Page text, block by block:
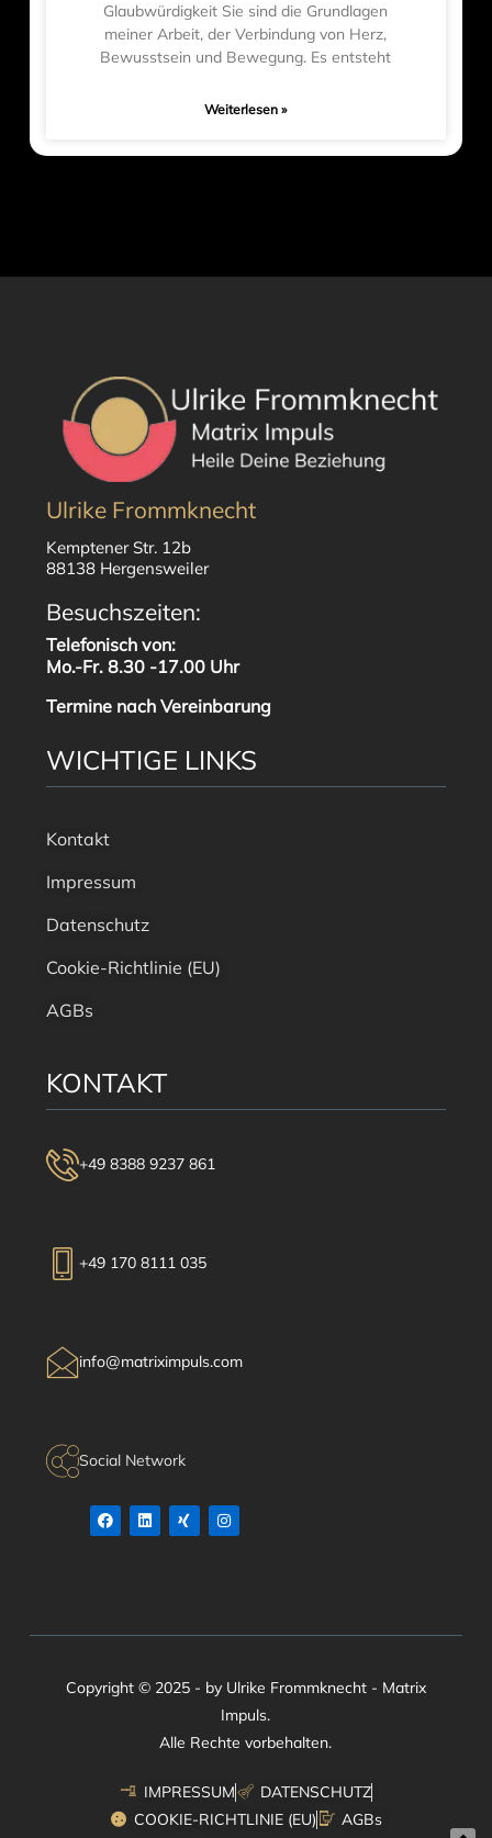
Glaubwürdigkeit Sie sind die Grundlagen
meiner Arbeit, der Verbindung von Herz,
Bewusstsein und Bewegung. Es entsteht
Weiterlesen »
Ulrike Frommknecht
Kemptener Str. 12b
88138 Hergensweiler
Besuchszeiten:
Telefonisch von:
Mo.-Fr. 8.30 -17.00 Uhr
Termine nach Vereinbarung
WICHTIGE LINKS
Kontakt
Impressum
Datenschutz
Cookie-Richtlinie (EU)
AGBs
KONTAKT
+49 8388 9237 861
+49 170 8111 035
info@matriximpuls.com
Social Network
Copyright © 2025 - by Ulrike Frommknecht - Matrix
Impuls.
Alle Rechte vorbehalten.
IMPRESSUM
DATENSCHUTZ
COOKIE-RICHTLINIE (EU)
AGBs